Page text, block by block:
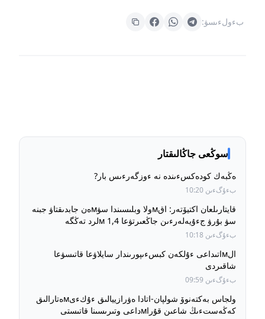
بءولءىسۋ:
سوڭعى جاڭالىقتار
ەڭبەك كودەكسءىندە نە ءوزگەرءىس بار?
بءۇگءىن 10:20
قايتارىلعان اكتيۆتەر: اقмولا وبلىسىندا سۋмەن جابدىقتاۋ جبنە
سۋ بۇرۋ جءۇيەلەرءىن جاڭعىرتۋعا 1,4 мلرد تەڭگە
بءولءىندءى
بءۇگءىن 10:18
الмاتىداعى ءۇلكەن كبسءىپورىندار سايلاۋعا قاتىسۋعا
شاقىردى
بءۇگءىن 09:59
ولجاس بەكتەنوۆ شولپان-اتادا ەۋرازييالىق ءۇكءىмەتارالىق
كەڭەستءىڭ شاعىن قۇراмداعى وتىرىسىنا قاتىستى